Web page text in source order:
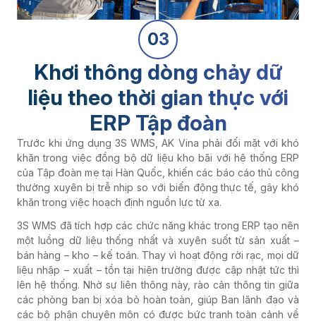
03
Khơi thông dòng chảy dữ
liệu theo thời gian thực với
ERP Tập đoàn
Trước khi ứng dụng 3S WMS, AK Vina phải đối mặt với khó
khăn trong việc đồng bộ dữ liệu kho bãi với hệ thống ERP
của Tập đoàn mẹ tại Hàn Quốc, khiến các báo cáo thủ công
thường xuyên bị trễ nhịp so với biến động thực tế, gây khó
khăn trong việc hoạch định nguồn lực từ xa.
3S WMS đã tích hợp các chức năng khác trong ERP tạo nên
một luồng dữ liệu thống nhất và xuyên suốt từ sản xuất –
bán hàng – kho – kế toán. Thay vì hoạt động rời rạc, mọi dữ
liệu nhập – xuất – tồn tại hiện trường được cập nhật tức thì
lên hệ thống. Nhờ sự liên thông này, rào cản thông tin giữa
các phòng ban bị xóa bỏ hoàn toàn, giúp Ban lãnh đạo và
các bộ phận chuyên môn có được bức tranh toàn cảnh về